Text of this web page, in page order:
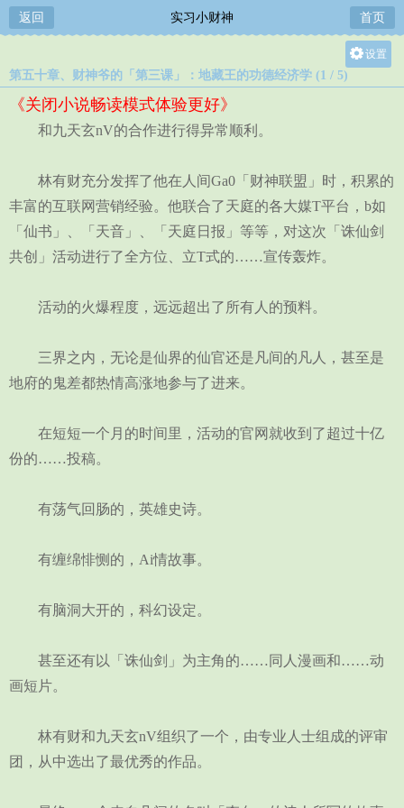
返回 实习小财神 首页
设置
第五十章、财神爷的「第三课」：地藏王的功德经济学 (1 / 5)
《关闭小说畅读模式体验更好》
和九天玄nV的合作进行得异常顺利。
林有财充分发挥了他在人间Ga0「财神联盟」时，积累的
丰富的互联网营销经验。他联合了天庭的各大媒T平台，b如
「仙书」、「天音」、「天庭日报」等等，对这次「诛仙剑
共创」活动进行了全方位、立T式的……宣传轰炸。
活动的火爆程度，远远超出了所有人的预料。
三界之内，无论是仙界的仙官还是凡间的凡人，甚至是
地府的鬼差都热情高涨地参与了进来。
在短短一个月的时间里，活动的官网就收到了超过十亿
份的……投稿。
有荡气回肠的，英雄史诗。
有缠绵悱恻的，Ai情故事。
有脑洞大开的，科幻设定。
甚至还有以「诛仙剑」为主角的……同人漫画和……动
画短片。
林有财和九天玄nV组织了一个，由专业人士组成的评审
团，从中选出了最优秀的作品。